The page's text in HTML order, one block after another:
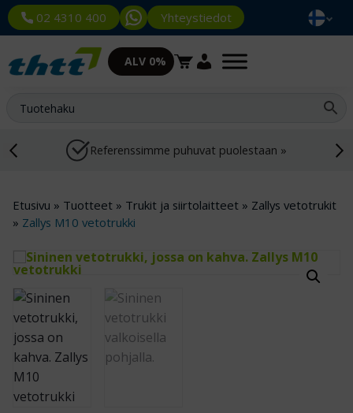
02 4310 400 Yhteystiedot
ALV 0%
Referenssimme puhuvat puolestaan »
Etusivu » Tuotteet » Trukit ja siirtolaitteet » Zallys vetotrukit
» Zallys M10 vetotrukki